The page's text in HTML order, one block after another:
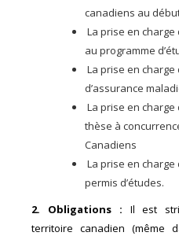
canadiens au
La prise en
au programme
La prise en
d’assurance
La prise en charge
thèse à
Canadiens
La prise en charge
permis d’études.
2. Obligations : Il est
territoire canadien (même